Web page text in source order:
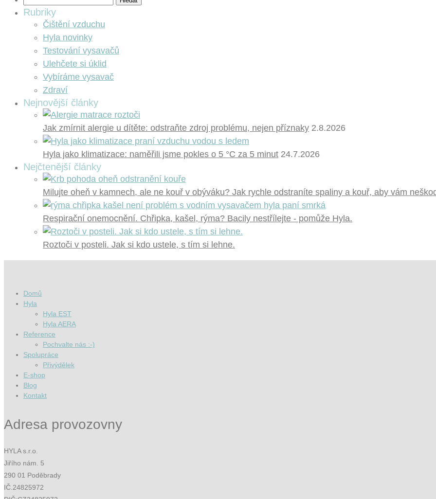
Rubriky
Čištění vzduchu
Hyla novinky
Testování vysavačů
Ulehčete si úklid
Vybíráme vysavač
Zdraví
Nejnovější články
Jak zmírnit alergie u dítěte: odstraňte zdroj problému, nejen příznaky 2.8.2026
Hyla jako klimatizace: naměřili jsme pokles o 5 °C za 5 minut 24.7.2026
Nejčtenější články
Milujte oheň v kamnech, ale ne kouř v obýváku? Jak rychle odstraníte spaliny a kouř, aby vám
Respirační onemocnění. Chřipka, kašel, rýma? Bacily nestřílejte - pomůže Hyla.
Roztoči v posteli. Jak si kdo ustele, s tím si lehne.
Domů
Hyla
Hyla EST
Hyla AERA
Reference
Pochvalte nás :-)
Spolupráce
Přivýdělek
E-shop
Blog
Kontakt
Adresa provozovny
HYLA s.r.o.
Jiřího nám. 5
290 01 Poděbrady
IČ.24825972